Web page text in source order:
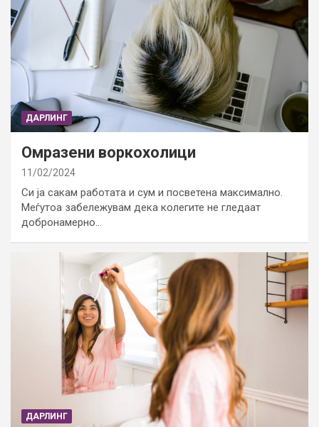
ДАРЛИНГ
Омразени воркохолици
11/02/2024
Си ја сакам работата и сум и посветена максимално.
Меѓутоа забележувам дека колегите не гледаат
добронамерно…
ДАРЛИНГ